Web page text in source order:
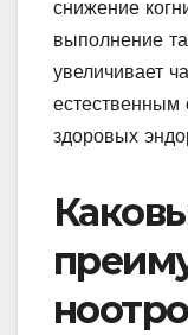
снижение
выполнение
увеличивает
здоровых